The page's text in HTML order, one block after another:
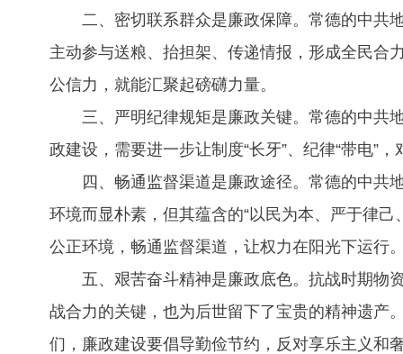
二、密切联系群众是廉政保障。常德的中共
主动参与送粮、抬担架、传递情报，形成全民合
公信力，就能汇聚起磅礴力量。
三、严明纪律规矩是廉政关键。常德的中共
政建设，需要进一步让制度“长牙”、纪律“带电”
四、畅通监督渠道是廉政途径。常德的中共
环境而显朴素，但其蕴含的“以民为本、严于律
公正环境，畅通监督渠道，让权力在阳光下运行
五、艰苦奋斗精神是廉政底色。抗战时期物
战合力的关键，也为后世留下了宝贵的精神遗产
们，廉政建设要倡导勤俭节约，反对享乐主义和